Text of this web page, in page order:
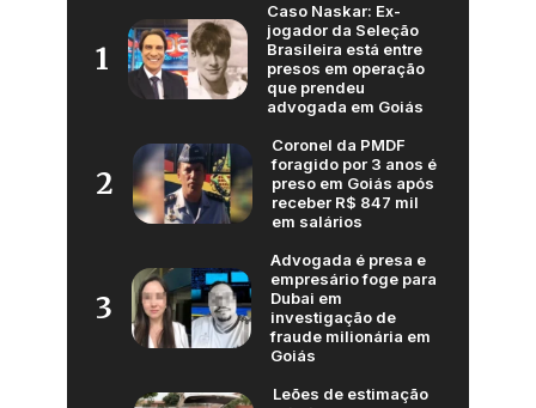
1
Caso Naskar: Ex-
jogador da Seleção
Brasileira está entre
presos em operação
que prendeu
advogada em Goiás
2
Coronel da PMDF
foragido por 3 anos é
preso em Goiás após
receber R$ 847 mil
em salários
3
Advogada é presa e
empresário foge para
Dubai em
investigação de
fraude milionária em
Goiás
Leões de estimação